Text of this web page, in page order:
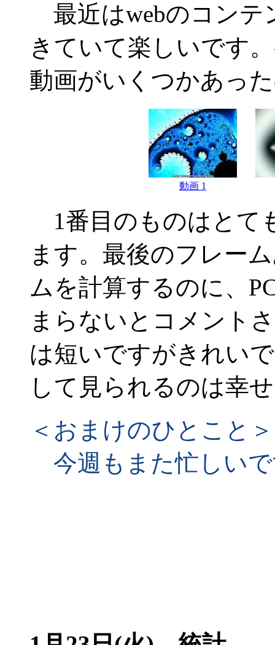
最近はwebのコンテ
きていて楽しいです
動画がいくつかあっ
動画 1
1番目のものはとて
ます。最後のフレー
ムを計算するのに、
まらないとコメント
は短いですがきれい
して見られるのは幸
＜おまけのひとこと＞
今週もまた忙しい